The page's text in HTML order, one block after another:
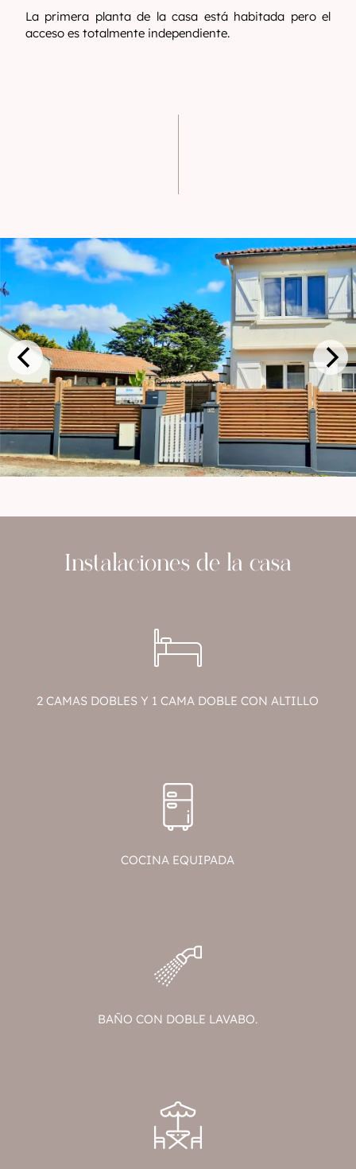
La primera planta de la casa está habitada pero el
acceso es totalmente independiente.
Instalaciones de la casa
2 CAMAS DOBLES Y 1 CAMA DOBLE CON ALTILLO
COCINA EQUIPADA
BAÑO CON DOBLE LAVABO.